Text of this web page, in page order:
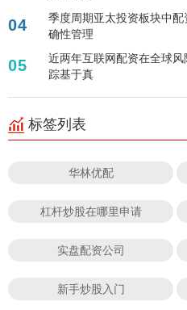
04
季度周期亚太投资板块中
确性管理
05
近两年互联网配资在全球
踪基于真
标签列表
华林优配
杠杆炒股在哪里申请
实盘配资公司
新手炒股入门